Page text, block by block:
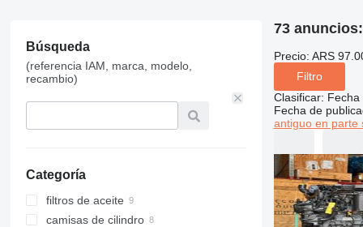
Búsqueda
(referencia IAM, marca, modelo,
recambio)
Categoría
filtros de aceite
camisas de cilindro
73 anuncios:
Precio: ARS
Filtro
Clasificar: Fecha
Fecha de
antiguo en parte